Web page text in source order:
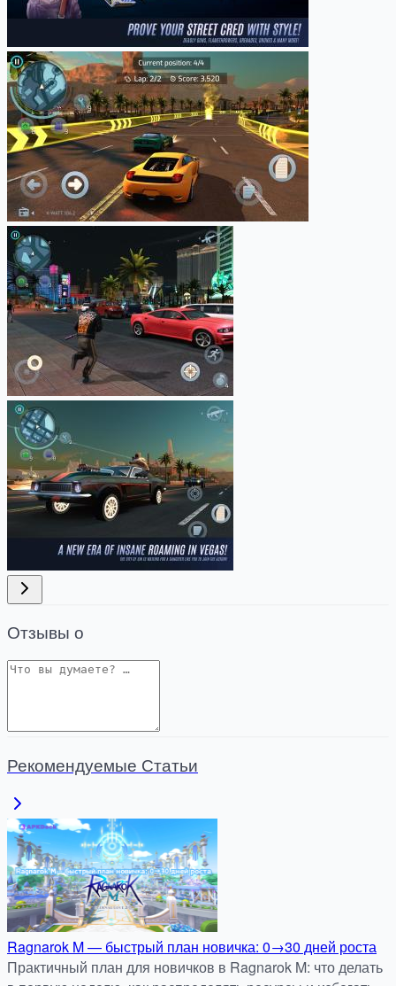
Отзывы о
Рекомендуемые Статьи
Ragnarok M — быстрый план новичка: 0→30 дней роста
Практичный план для новичков в Ragnarok M: что делать